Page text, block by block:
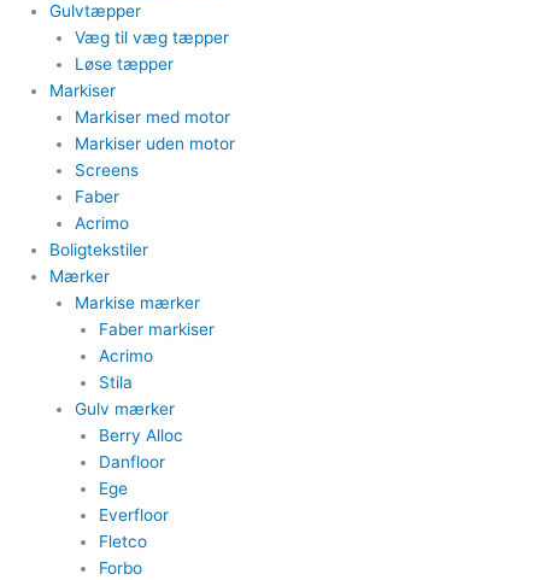
Gulvtæpper​
Væg til væg tæpper
​Løse tæpper
Markiser
Markiser med motor​
Markiser uden motor​
Screens
Faber
Acrimo​
Boligtekstiler​
Mærker
Markise mærker
Faber markiser
Acrimo​
Stila​
Gulv mærker
Berry Alloc
Danfloor
Ege
Everfloor
Fletco
Forbo